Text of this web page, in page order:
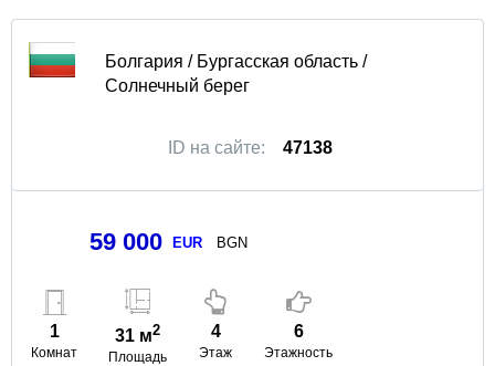
Болгария / Бургасская область /
Солнечный берег
47138
ID на сайте:
59 000 EUR BGN
1
Комнат
31 м2
Площадь
4
Этаж
6
Этажность